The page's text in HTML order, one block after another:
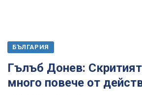
БЪЛГАРИЯ
Гълъб Донев:
много повече от